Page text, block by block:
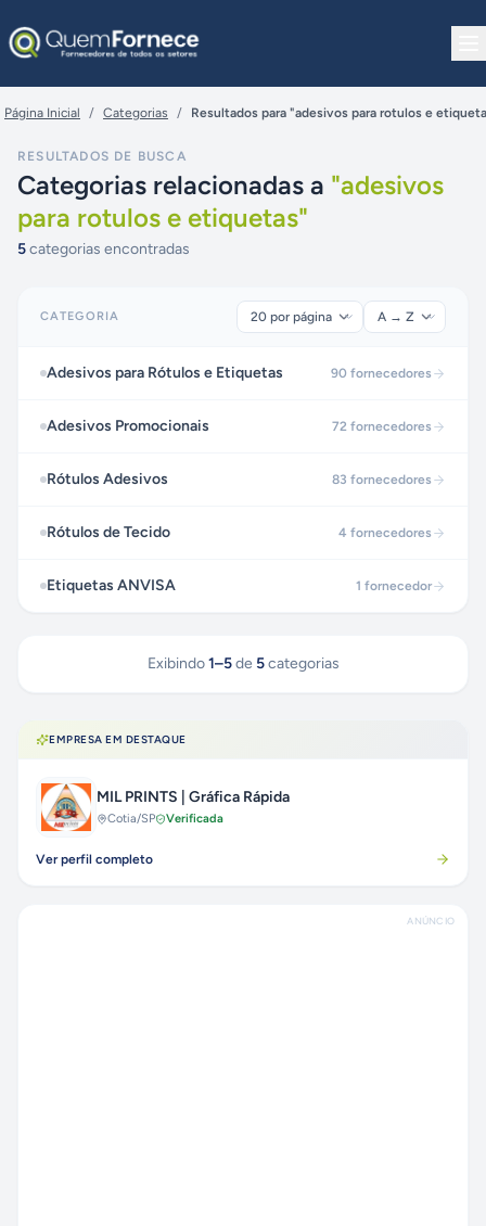
Página Inicial / Categorias / Resultados para "adesivos para rotulos e
RESULTADOS DE BUSCA
Categorias relacionadas a "adesivos
para rotulos e etiquetas"
5categorias encontradas
CATEGORIA
Adesivos para Rótulos e Etiquetas 90 fornecedores
Adesivos Promocionais 72 fornecedores
Rótulos Adesivos 83 fornecedores
Rótulos de Tecido 4 fornecedores
Etiquetas ANVISA 1 fornecedor
Exibindo 1–5 de 5 categorias
EMPRESA EM DESTAQUE
MIL PRINTS | Gráfica Rápida
Cotia/SP Verificada
Ver perfil completo
ANÚNCIO